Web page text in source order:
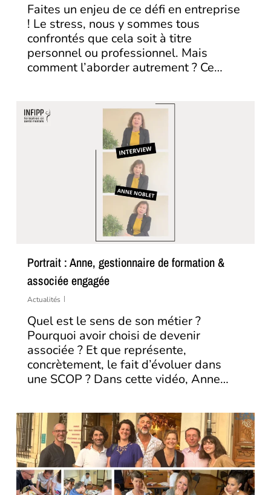
Faites un enjeu de ce défi en entreprise
! Le stress, nous y sommes tous
confrontés que cela soit à titre
personnel ou professionnel. Mais
comment l’aborder autrement ? Ce…
Portrait : Anne, gestionnaire de formation &
associée engagée
Actualités
Quel est le sens de son métier ?
Pourquoi avoir choisi de devenir
associée ? Et que représente,
concrètement, le fait d’évoluer dans
une SCOP ? Dans cette vidéo, Anne…